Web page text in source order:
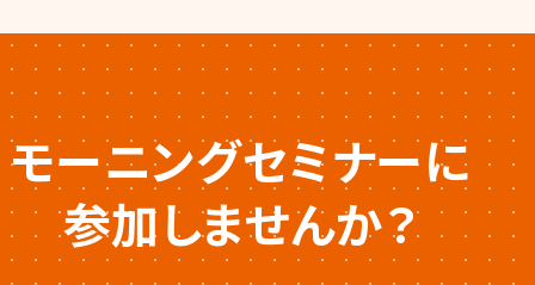
モーニングセミナーに
参加しませんか？